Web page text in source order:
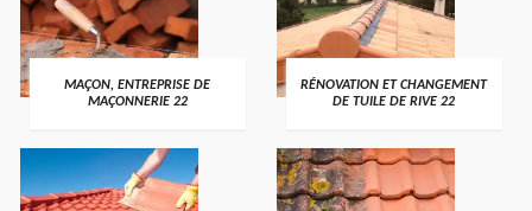
MAÇON, ENTREPRISE DE
MAÇONNERIE 22
RÉNOVATION ET CHANGEMENT
DE TUILE DE RIVE 22